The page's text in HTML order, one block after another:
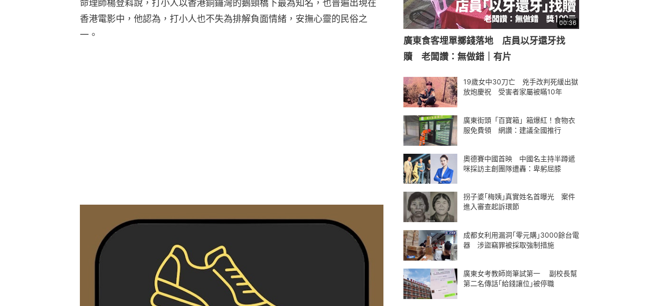
命理師楊登嵙說，打小人以香港銅鑼灣的鵝頸橋下最為知名，也普遍出現在
香港電影中，他認為，打小人也不失為排解負面情緒，安撫心靈的民俗之
一。
00:36
廣東食客埋單擲錢落地 店員以牙還牙找
贖 老闆讚：無做錯｜有片
19歲女中30刀亡 兇手改判死緩出獄
放炮慶祝 受害者家屬被瞞10年
廣東街頭「百寶箱」箱爆紅！食物衣
服免費領 網讚：建議全國推行
奧德賽中國首映 中國名主持半蹲遞
咪採訪主創團隊遭轟：卑躬屈膝
拐子婆｢梅姨｣真實姓名首曝光 案件
進入審查起訴環節
成都女利用漏洞｢零元購｣3000餘台電
器 涉盜竊罪被採取強制措施
廣東女考教師崗筆試第一 副校長幫
第二名傳話｢給錢讓位｣被停職